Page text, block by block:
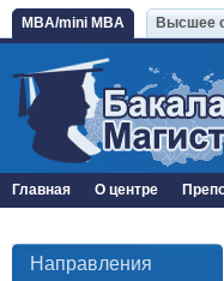
MBA/mini MBA Высшее
Главная О центре
Направления